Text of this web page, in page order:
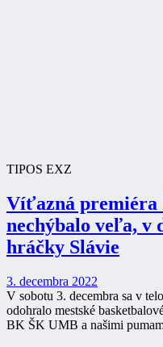
TIPOS EXZ
Víťazná premiéra
nechýbalo veľa, v
hráčky Slávie
3. decembra 2022
V sobotu 3. decembra sa v
odohralo mestské
BK ŠK UMB a našimi